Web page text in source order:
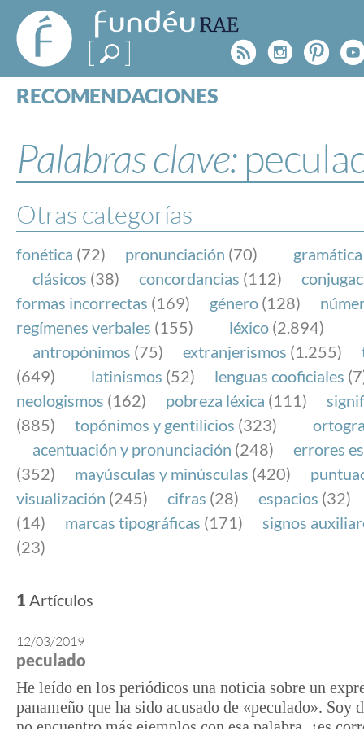
FundéuRAE
- Fundación
del Español
Urgente
Rss
RECOMENDACIONES
ESPECIALES
BLOG
NOTICIAS
SOBRE LA FUNDÉURAE
FundéuRAE es una fundación patrocinada por la
y la Real Academia Española, cuyo objetivo es
el buen uso del español en los medios de
Internet.
Palabras clave:
Otras categorías
fonética (72) pronunciación (70) gramática
clásicos (38) concordancias (112)
formas incorrectas (169) género (128)
regímenes verbales (155) léxico (2.894)
antropónimos (75) extranjerismos (1.255)
(649)
latinismos (52) lenguas cooficiales
neologismos (162) pobreza léxica (111)
(885)
topónimos y gentilicios (323)
acentuación y pronunciación (248)
errores
(352)
mayúsculas y minúsculas (420)
visualización (245) cifras (28) espacios (32)
(14)
marcas tipográficas (171)
signos
(23)
1 Artículos
12/03/2019
peculado
He leído en los periódicos una noticia sobre un
panameño que ha sido acusado de «peculado». Soy